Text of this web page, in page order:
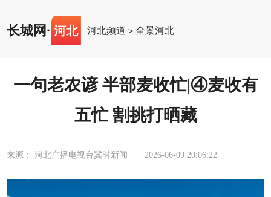
长城网 · 河北 河北频道 >全景河北
一句老农谚 半部麦收忙|④麦收有
五忙 割挑打晒藏
来源： 河北广播电视台冀时新闻 2026-06-09 20:06:22